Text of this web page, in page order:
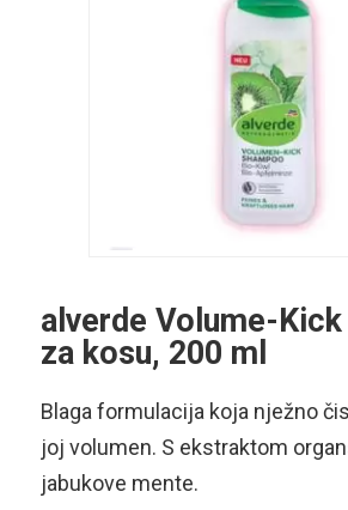
alverde Volume-
za kosu, 200 ml
Blaga formulacija koja nježno
joj volumen. S ekstraktom
jabukove mente.